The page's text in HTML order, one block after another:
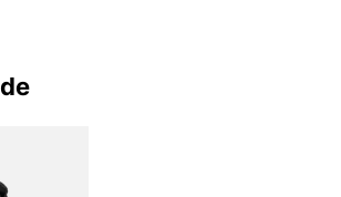
Visionen
i Danmark och har sina
traditionen av att skapa
var att erbjuda ytterkläder som
från det nordiska klimatet,
tilltalade en bred publik med sitt